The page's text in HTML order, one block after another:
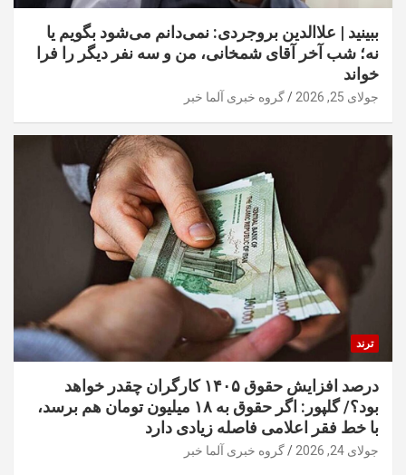
ببینید | علاالدین بروجردی: نمی‌دانم می‌شود بگویم یا
نه؛ شب آخر آقای شمخانی، من و سه نفر دیگر را فرا
خواند
جولای 25, 2026 گروه خبری آلما خبر
ترند
درصد افزایش حقوق ۱۴۰۵ کارگران چقدر خواهد
بود؟/ گلپور: اگر حقوق به ۱۸ میلیون تومان هم برسد،
با خط فقر اعلامی فاصله زیادی دارد
جولای 24, 2026 گروه خبری آلما خبر